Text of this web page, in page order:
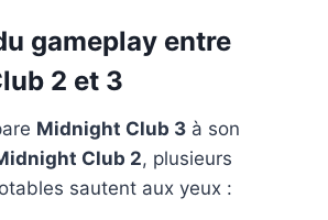
gameplay entre
2 et 3
Midnight Club 3 à son
Club 2, plusieurs
sautent aux yeux :